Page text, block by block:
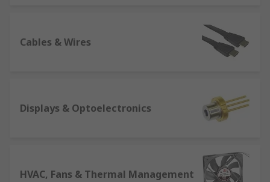
Cables & Wires
Displays & Optoelectronics
HVAC, Fans & Thermal Management